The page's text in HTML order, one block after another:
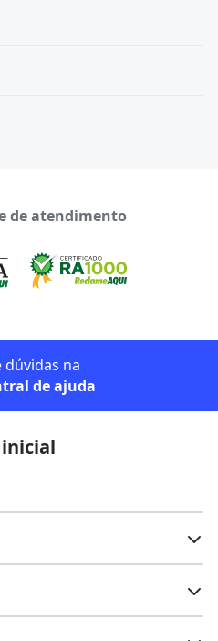
de atendimento
dúvidas na
de ajuda